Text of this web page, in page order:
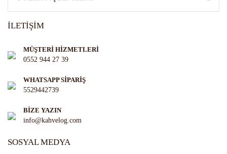
İLETİŞİM
MÜŞTERİ HİZMETLERİ
0552 944 27 39
WHATSAPP SİPARİŞ
5529442739
BİZE YAZIN
info@kahvelog.com
SOSYAL MEDYA